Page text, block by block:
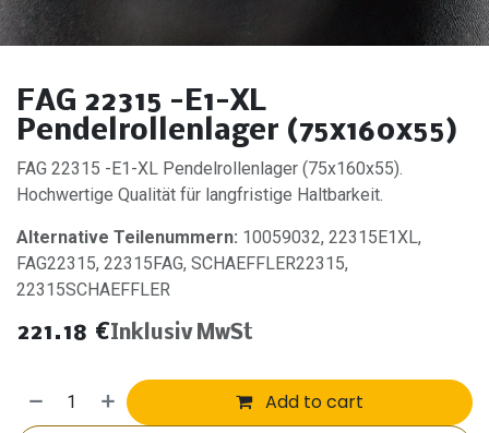
FAG 22315 -E1-XL
Pendelrollenlager (75x160x55)
FAG 22315 -E1-XL Pendelrollenlager (75x160x55).
Hochwertige Qualität für langfristige Haltbarkeit.
Alternative Teilenummern: 10059032, 22315E1XL,
FAG22315, 22315FAG, SCHAEFFLER22315,
22315SCHAEFFLER
221.18 €Inklusiv MwSt
Add to cart